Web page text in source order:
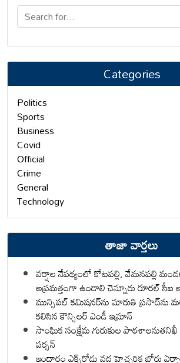
Categories
Politics
Sports
Business
Covid
Official
Crime
General
Technology
తాజా వార్తలు
వర్షాల నేపథ్యంలో కోటపల్లి, వేమనపల్లి
అప్రమత్తంగా ఉండాలి చెన్నూరు రూరల్ సీఐ
మున్సిపల్ కమిషనర్‌ను మారుతి ప్రసాద్‌ను
కలిసిన కౌన్సిలర్ ఎండీ ఇమ్రాన్ ​
సాంఘిక సంక్షేమ గురుకుల
పర్సన్
ఇందారం ఎక్స్‌రోడ్డు వద్ద హెచ్చరిక బోర్డు